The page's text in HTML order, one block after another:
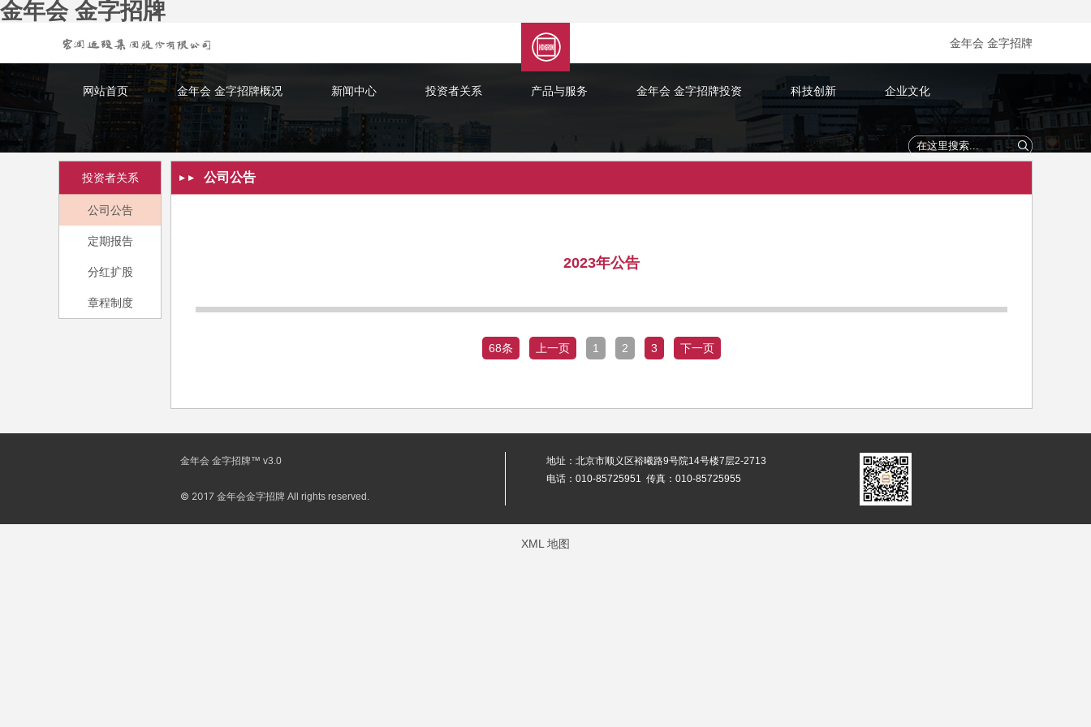
金年会 金字招牌
金年会 金字招牌
网站首页 金年会 金字招牌概况 新闻中心 投资者关系 产品与服务 金年会 金字招牌投资 科技创新 企业文化
投资者关系
公司公告
定期报告
分红扩股
章程制度
公司公告
2023年公告
68条 上一页 1 2 3 下一页
金年会 金字招牌™ v3.0
© 2017 金年会金字招牌 All rights reserved.
地址：北京市顺义区裕曦路9号院14号楼7层2-2713
电话：010-85725951 传真：010-85725955
XML 地图